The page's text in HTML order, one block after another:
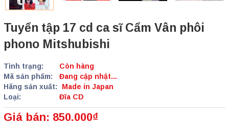
Tuyển tập 17 cd ca sĩ Cẩm Vân phôi
phono Mitshubishi
Tình trạng:
Còn hàng
Mã sản phẩm:
Đang cập nhật...
Hãng sản xuất:
Made in Japan
Loại:
Đĩa CD
Giá bán: 850.000₫